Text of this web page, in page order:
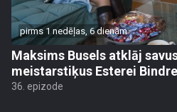
pirms 1 nedēļas, 6 dienām
Maksims Busels atklāj
meistarstiķus Esterei
36. epizode